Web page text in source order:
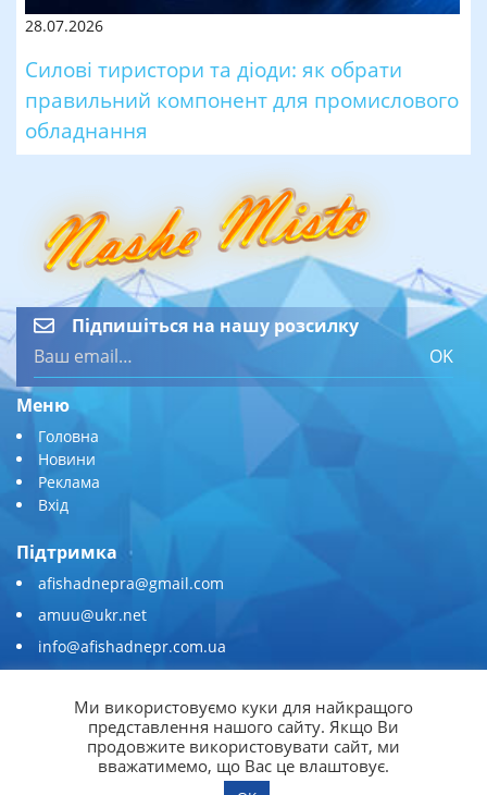
28.07.2026
Силові тиристори та діоди: як обрати
правильний компонент для промислового
обладнання
Підпишіться на нашу розсилку
OK
Меню
Головна
Новини
Реклама
Вхід
Підтримка
afishadnepra@gmail.com
amuu@ukr.net
info@afishadnepr.com.ua
Приєднуйтесь
Ми використовуємо куки для найкращого
представлення нашого сайту. Якщо Ви
продовжите використовувати сайт, ми
вважатимемо, що Вас це влаштовує.